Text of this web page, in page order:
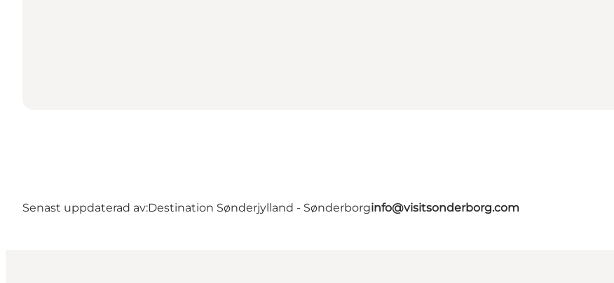
Senast uppdaterad av:Destination Sønderjylland - Sønderborginfo@visitsonderborg.com